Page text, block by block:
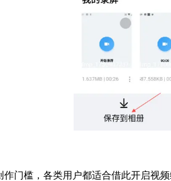
门槛，各类用户都适合借此开启视频